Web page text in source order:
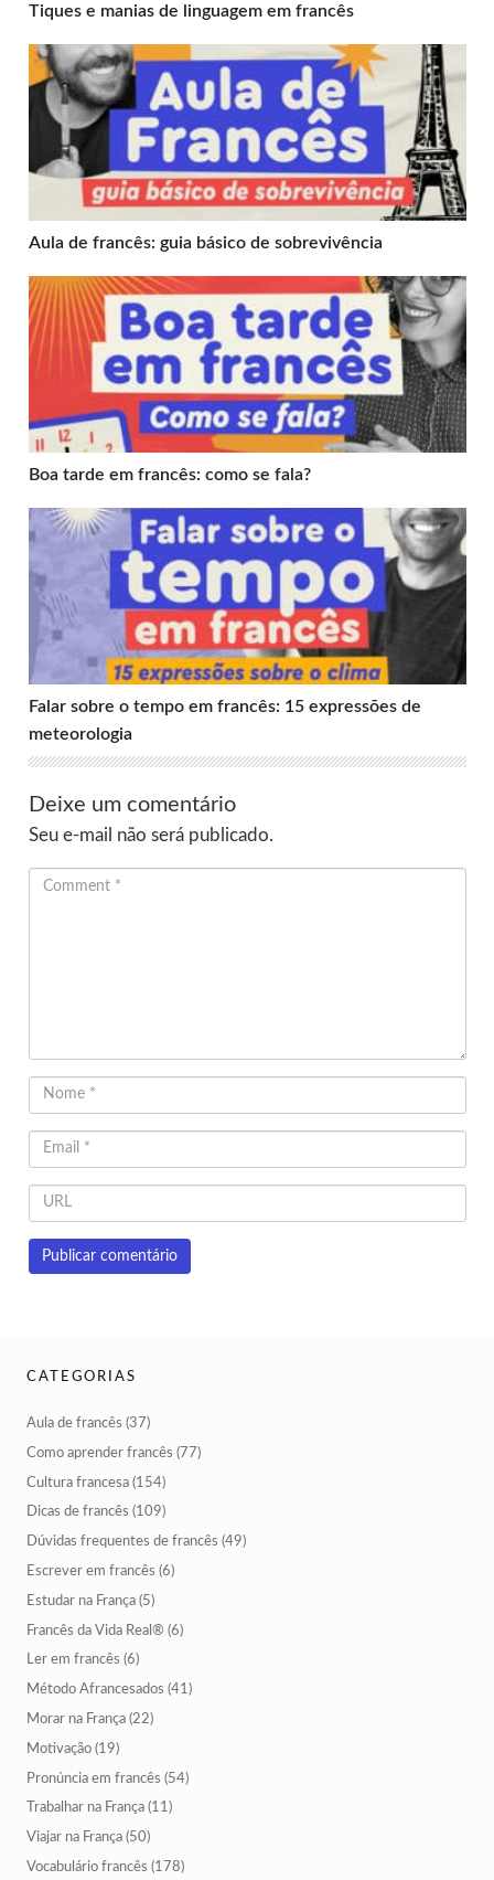
Tiques e manias de linguagem em francês
Aula de francês: guia básico de sobrevivência
Aula de francês: guia básico de sobrevivência
Boa tarde em francês: como se fala?
Boa tarde em francês: como se fala?
Falar sobre o tempo em francês: 15 expressões de
Falar sobre o tempo em francês: 15 expressões de
meteorologia
Deixe um comentário
Seu e-mail não será publicado.
CATEGORIAS
Aula de francês (37)
Como aprender francês (77)
Cultura francesa (154)
Dicas de francês (109)
Dúvidas frequentes de francês (49)
Escrever em francês (6)
Estudar na França (5)
Francês da Vida Real® (6)
Ler em francês (6)
Método Afrancesados (41)
Morar na França (22)
Motivação (19)
Pronúncia em francês (54)
Trabalhar na França (11)
Viajar na França (50)
Vocabulário francês (178)